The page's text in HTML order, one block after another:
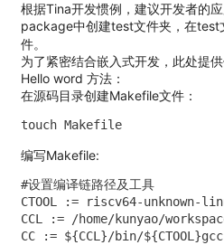
根据Tina开发惯例，建议开发者的
package中创建test文件夹，在test
件。
为了紧密结合嵌入式开发，此处提
Hello word 方法：
在源码目录创建Makefile文件：
touch Makefile
编写Makefile:
#设置编译链路径及工具
CTOOL := riscv64-unknown-
CCL := /home/kunyao/
CC := ${CCL}/bin/${CTOOL}gcc